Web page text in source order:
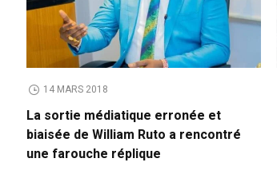
14 MARS 2018
La sortie médiatique erronée et
biaisée de William Ruto a rencontré
une farouche réplique